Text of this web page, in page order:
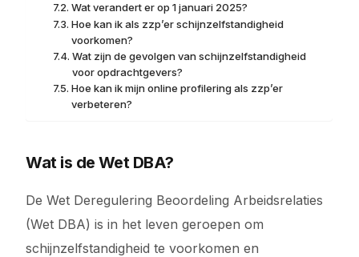
Wat verandert er op 1 januari 2025?
Hoe kan ik als zzp’er schijnzelfstandigheid
voorkomen?
Wat zijn de gevolgen van schijnzelfstandigheid
voor opdrachtgevers?
Hoe kan ik mijn online profilering als zzp’er
verbeteren?
Wat is de Wet DBA?
De Wet Deregulering Beoordeling Arbeidsrelaties
(Wet DBA) is in het leven geroepen om
schijnzelfstandigheid te voorkomen en